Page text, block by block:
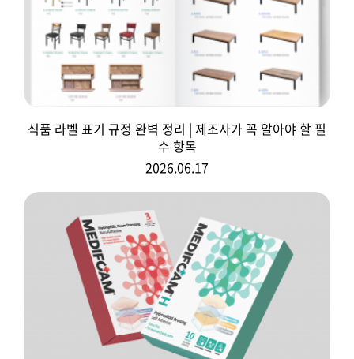
식품 라벨 표기 규정 완벽 정리 | 제조사가 꼭 알아야 할 필
수 항목
2026.06.17